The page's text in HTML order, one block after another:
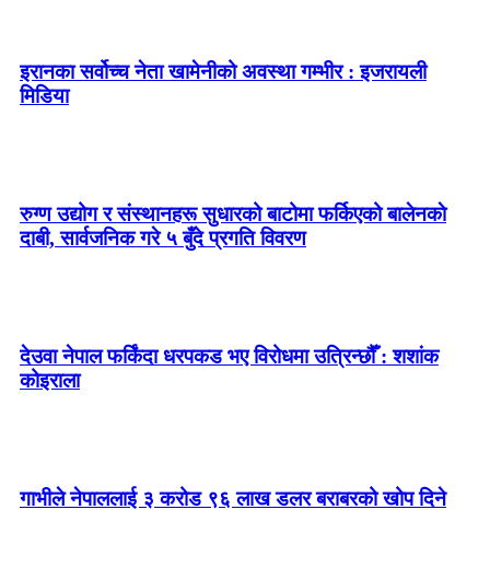
इरानका सर्वोच्च नेता खामेनीको अवस्था गम्भीर : इजरायली
मिडिया
रुग्ण उद्योग र संस्थानहरू सुधारको बाटोमा फर्किएको बालेनकाे
दाबी, सार्वजनिक गरे ५ बुँदे प्रगति विवरण
देउवा नेपाल फर्किंदा धरपकड भए विरोधमा उत्रिन्छौँ : शशांक
कोइराला
गाभीले नेपाललाई ३ करोड ९६ लाख डलर बराबरको खोप दिने